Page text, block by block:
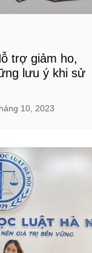
trợ giảm ho,
lưu ý khi sử
10, 2023